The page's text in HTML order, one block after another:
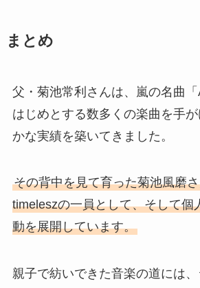
まとめ
父・菊池常利さんは、嵐の名曲
はじめとする数多くの楽曲を手
かな実績を築いてきました。
その背中を見て育った菊池風磨
timeleszの一員として、そして個
動を展開しています。
親子で紡いできた音楽の道には